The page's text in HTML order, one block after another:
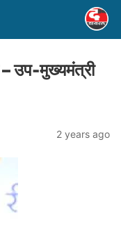
उप-मुख्यमंत्री
2 years ago